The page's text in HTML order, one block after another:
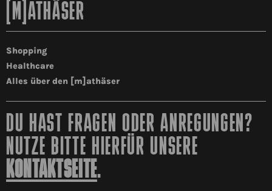
[M]ATHÄSER
Shopping
Healthcare
Alles über den [m]athäser
DU HAST FRAGEN ODER ANREGUNGEN?
NUTZE BITTE HIERFÜR UNSERE
KONTAKTSEITE.